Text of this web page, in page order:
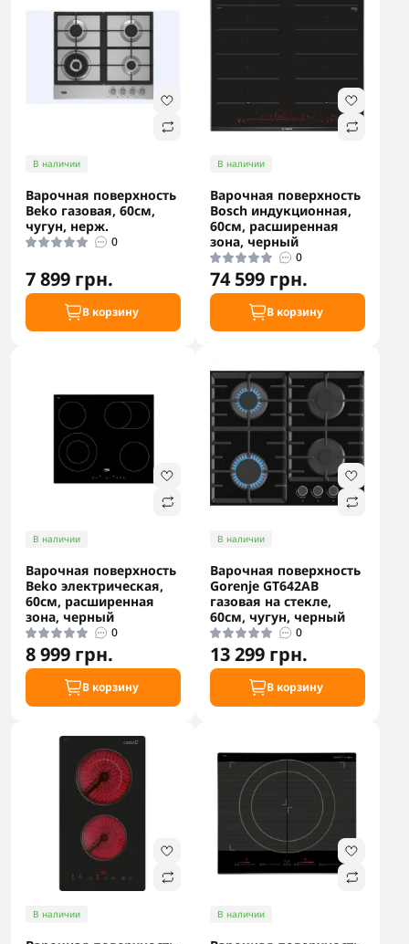
В наличии
Варочная поверхность
Beko газовая, 60см,
чугун, нерж.
0
7 899 грн.
В корзину
В наличии
Варочная поверхность
Bosch индукционная,
60см, расширенная
зона, черный
0
74 599 грн.
В корзину
В наличии
Варочная поверхность
Beko электрическая,
60см, расширенная
зона, черный
0
8 999 грн.
В корзину
В наличии
Варочная поверхность
Gorenje GT642AB
газовая на стекле,
60см, чугун, черный
0
13 299 грн.
В корзину
В наличии В наличии